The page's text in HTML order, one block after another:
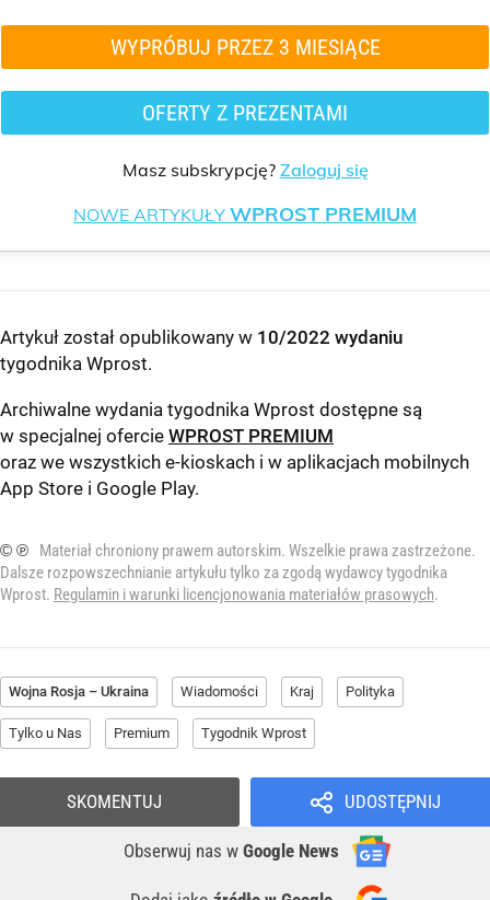
WYPRÓBUJ PRZEZ 3 MIESIĄCE
OFERTY Z PREZENTAMI
Masz subskrypcję? Zaloguj się
NOWE ARTYKUŁY WPROST PREMIUM
Artykuł został opublikowany w 10/2022 wydaniu
tygodnika Wprost.
Archiwalne wydania tygodnika Wprost dostępne są
w specjalnej ofercie WPROST PREMIUM
oraz we wszystkich e-kioskach i w aplikacjach mobilnych
App Store i Google Play.
© ℗
Materiał chroniony prawem autorskim. Wszelkie prawa zastrzeżone.
Dalsze rozpowszechnianie artykułu tylko za zgodą wydawcy tygodnika
Wprost. Regulamin i warunki licencjonowania materiałów prasowych.
Wojna Rosja – Ukraina Wiadomości Kraj Polityka
Tylko u Nas Premium Tygodnik Wprost
UDOSTĘPNIJ
Obserwuj nas w Google News
SKOMENTUJ